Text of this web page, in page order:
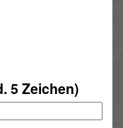
5 Zeichen)